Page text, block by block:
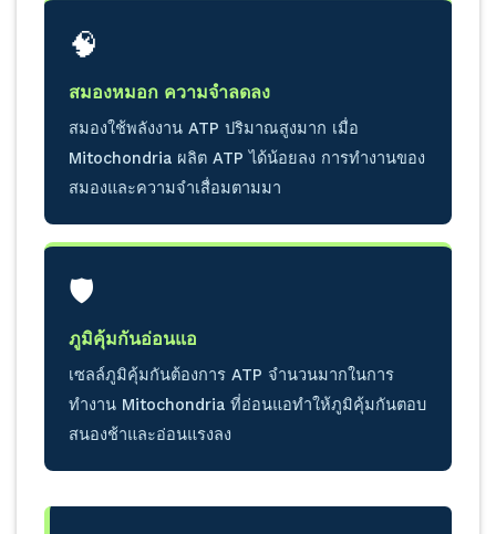
🧠
สมองหมอก ความจำลดลง
สมองใช้พลังงาน ATP ปริมาณสูงมาก เมื่อ
Mitochondria ผลิต ATP ได้น้อยลง การทำงานของ
สมองและความจำเสื่อมตามมา
🛡️
ภูมิคุ้มกันอ่อนแอ
เซลล์ภูมิคุ้มกันต้องการ ATP จำนวนมากในการ
ทำงาน Mitochondria ที่อ่อนแอทำให้ภูมิคุ้มกันตอบ
สนองช้าและอ่อนแรงลง